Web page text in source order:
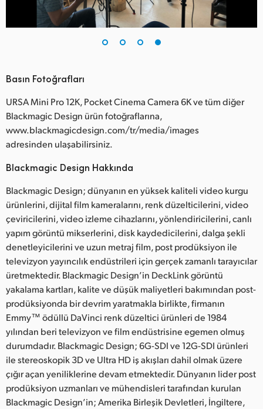
Basın Fotoğrafları
URSA Mini Pro 12K, Pocket Cinema Camera 6K ve tüm diğer
Blackmagic Design ürün fotoğraflarına,
www.blackmagicdesign.com/tr/media/images
adresinden ulaşabilirsiniz.
Blackmagic Design Hakkında
Blackmagic Design; dünyanın en yüksek kaliteli video kurgu
ürünlerini, dijital film kameralarını, renk düzelticilerini, video
çeviricilerini, video izleme cihazlarını, yönlendiricilerini, canlı
yapım görüntü mikserlerini, disk kaydedicilerini, dalga şekli
denetleyicilerini ve uzun metraj film, post prodüksiyon ile
televizyon yayıncılık endüstrileri için gerçek zamanlı tarayıcılar
üretmektedir. Blackmagic Design’in DeckLink görüntü
yakalama kartları, kalite ve düşük maliyetleri bakımından post-
prodüksiyonda bir devrim yaratmakla birlikte, firmanın
Emmy™ ödüllü DaVinci renk düzeltici ürünleri de 1984
yılından beri televizyon ve film endüstrisine egemen olmuş
durumdadır. Blackmagic Design; 6G-SDI ve 12G-SDI ürünleri
ile stereoskopik 3D ve Ultra HD iş akışları dahil olmak üzere
çığır açan yeniliklerine devam etmektedir. Dünyanın lider post
prodüksiyon uzmanları ve mühendisleri tarafından kurulan
Blackmagic Design’in; Amerika Birleşik Devletleri, İngiltere,